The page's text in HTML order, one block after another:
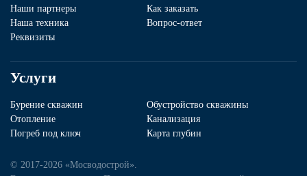
Наши партнеры
Как заказать
Наша техника
Вопрос-ответ
Реквизиты
Услуги
Бурение скважин
Обустройство скважины
Отопление
Канализация
Погреб под ключ
Карта глубин
© 2017-2026 «Мосводострой».